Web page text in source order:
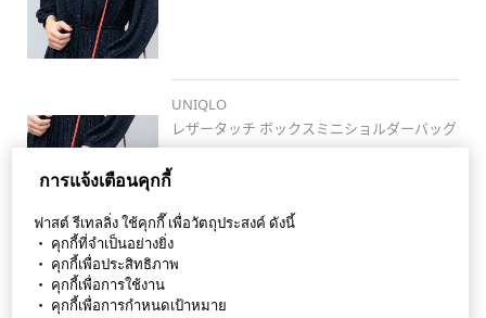
UNIQLO
レザータッチ ボックスミニショルダーバッグ
การแจ้งเตือนคุกกี้
ฟาสต์ รีเทลลิ่ง ใช้คุกกี๊ เพื่อวัตถุประสงค์ ดังนี้
・ คุกกี้ที่จำเป็นอย่างยิ่ง
・ คุกกี้เพื่อประสิทธิภาพ
・ คุกกี้เพื่อการใช้งาน
・ คุกกี้เพื่อการกำหนดเป้าหมาย